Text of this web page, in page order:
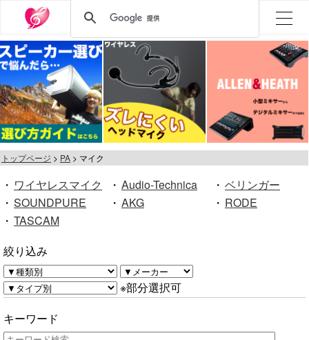
トップページ PA マイク
・ ワイヤレスマイク ・ Audio-Technica ・ ベリンガー
・ SOUNDPURE ・ AKG ・ RODE
・ TASCAM
絞り込み
※部分選択可
キーワード